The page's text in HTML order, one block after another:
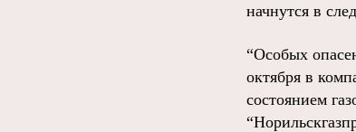
начнутся в
“Особых
октября в
состоянием